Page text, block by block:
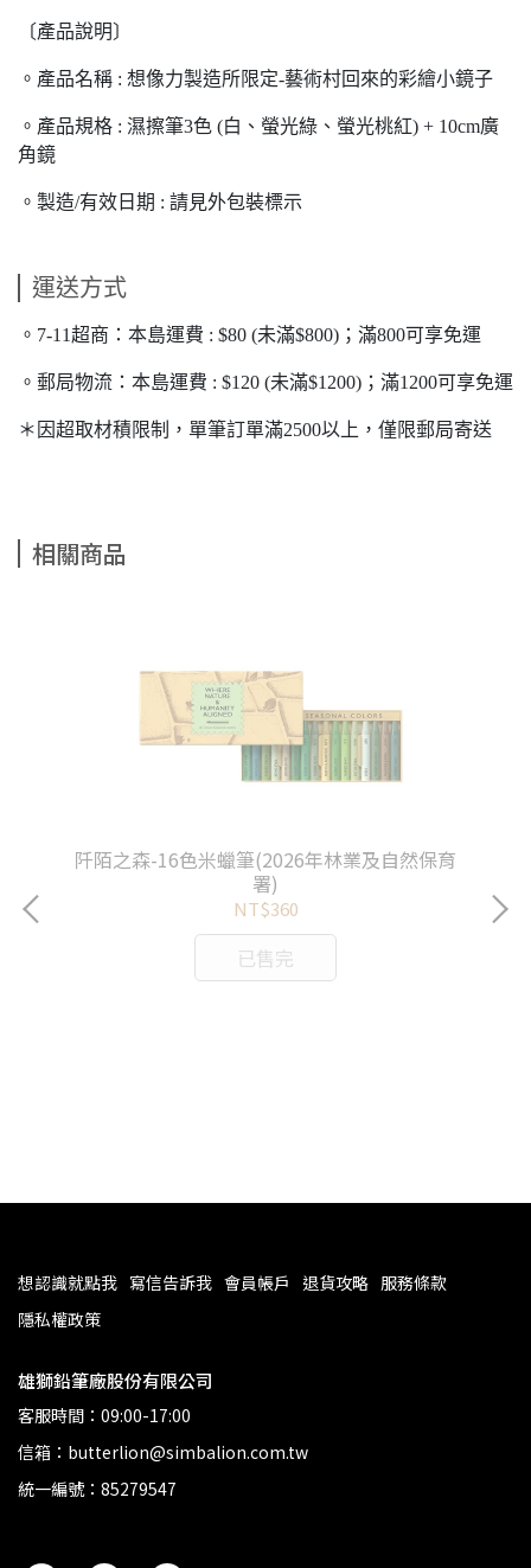
〔產品說明〕
。產品名稱 : 想像力製造所限定-藝術村回來的彩繪小鏡子
。產品規格 : 濕擦筆3色 (白、螢光綠、螢光桃紅) + 10cm廣
角鏡
。製造/有效日期 : 請見外包裝標示
運送方式
。7-11超商：本島運費 : $80 (未滿$800)；滿800可享免運
。郵局物流：本島運費 : $120 (未滿$1200)；滿1200可享免運
＊因超取材積限制，單筆訂單滿2500以上，僅限郵局寄送
相關商品
阡陌之森-16色米蠟筆(2026年林業及自然保育
署)
NT$360
已售完
想認識就點我 寫信告訴我 會員帳戶 退貨攻略 服務條款
隱私權政策
雄獅鉛筆廠股份有限公司
客服時間：09:00-17:00
信箱：butterlion@simbalion.com.tw
統一編號：85279547